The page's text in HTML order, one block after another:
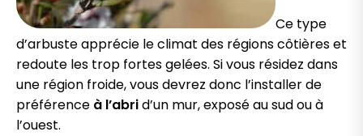
Ce type
d’arbuste apprécie le climat des régions côtières et
redoute les trop fortes gelées. Si vous résidez dans
une région froide, vous devrez donc l’installer de
préférence à l’abrid’un mur, exposé au sud ou à
l’ouest.